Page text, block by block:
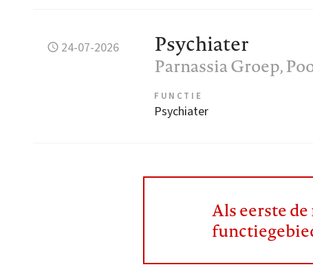
24-07-2026 Psychiater
Parnassia Groep,
FUNCTIE
Psychiater
Als eerste